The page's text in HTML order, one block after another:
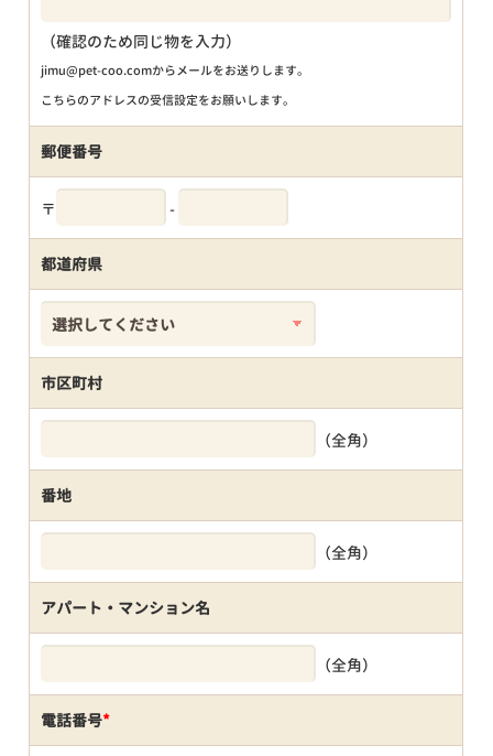
（確認のため同じ物を入力）
jimu@pet-coo.comからメールをお送りします。
こちらのアドレスの受信設定をお願いします。
郵便番号
〒 -
都道府県
市区町村
（全角）
番地
（全角）
アパート・マンション名
（全角）
電話番号*